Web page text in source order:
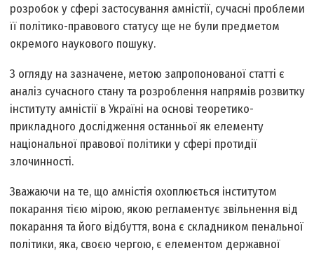
розробок у сфері застосування амністії, сучасні проблеми
її політико-правового статусу ще не були предметом
окремого наукового пошуку.
З огляду на зазначене, метою запропонованої статті є
аналіз сучасного стану та розроблення напрямів розвитку
інституту амністії в Україні на основі теоретико-
прикладного дослідження останньої як елементу
національної правової політики у сфері протидії
злочинності.
Зважаючи на те, що амністія охоплюється інститутом
покарання тією мірою, якою регламентує звільнення від
покарання та його відбуття, вона є складником пенальної
політики, яка, своєю чергою, є елементом державної